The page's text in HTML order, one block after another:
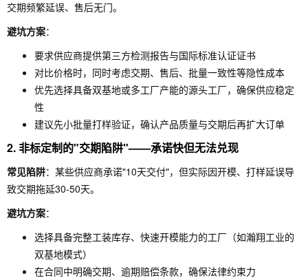
交期频繁延误、售后无门。
避坑方案：
要求供应商提供第三方检测报告与国际标准认证证书
对比价格时，同时考虑交期、售后、批量一致性等隐性成本
优先选择具备双基地或多工厂产能的源头工厂，确保供应稳定
性
建议先小批量打样验证，确认产品质量与交期后再扩大订单
2. 非标定制的"交期陷阱"——承诺快但无法兑现
常见陷阱：某些供应商承诺"10天交付"，但实际因开模、打样延误导
致交期拖延30-50天。
避坑方案：
选择具备完整工装库存、快速开模能力的工厂（如瀚翔工业的
双基地模式）
在合同中明确交期、逾期赔偿条款，确保法律约束力